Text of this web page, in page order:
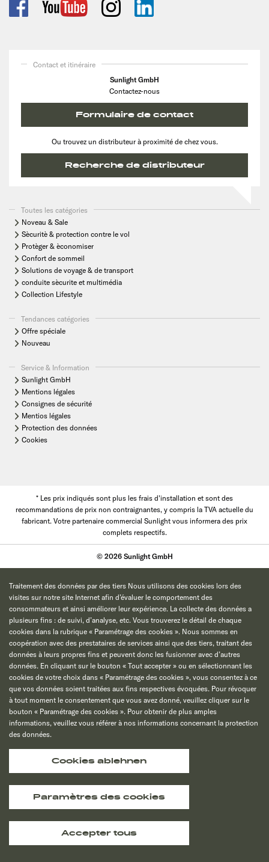
Contact et itinéraire
Sunlight GmbH
Contactez-nous
Formulaire de contact
Ou trouvez un distributeur à proximité de chez vous.
Recherche de distributeur
Toutes les catégories
Noveau & Sale
Sècuritè & protection contre le vol
Protèger & èconomiser
Confort de sommeil
Solutions de voyage & de transport
conduite sècurite et multimédia
Collection Lifestyle
Tendances catégories
Offre spéciale
Nouveau
Service & Information
Sunlight GmbH
Mentions légales
Consignes de sécurité
Mentios légales
Protection des données
Cookies
* Les prix indiqués sont plus les frais d'installation et sont des
recommandations de prix non contraignantes, y compris la TVA actuelle du
fabricant. Votre partenaire commercial Sunlight vous informera des prix
complets respectifs.
© 2026 Sunlight GmbH
Traitement des données par des tiers Nous utilisons des cookies lors des
visites sur notre site Internet afin d’évaluer le comportement des
consommateurs et ainsi améliorer leur expérience. La collecte des données a
plusieurs fins : de suivi, d’analyse, etc. Vous trouverez le détail de chaque
cookies dans la rubrique « Paramétrage des cookies ». Nous sommes en
coopération avec des prestataires de services ainsi que des tiers, traitant des
données à leurs propres fins et peuvent donc les fusionner avec d’autres
données. En cliquant sur le bouton « Tout accepter » ou en sélectionnant les
cookies de votre choix dans « Paramétrage des cookies », vous consentez à ce
que vos données soient traitées aux fins respectives évoquées. Pour révoquer
à tout moment le consentement que vous avez donné, veuillez cliquer sur le
bouton « Paramétrage des cookies ». Pour obtenir de plus amples
informations, veuillez vous référer à nos informations concernant la protection
des données.
Cookies ablehnen
Paramètres des cookies
Accepter tous